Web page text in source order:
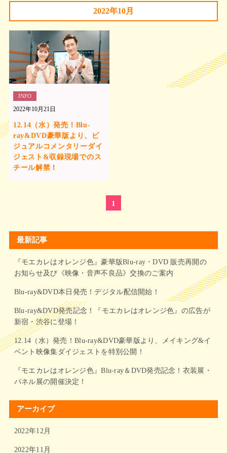
2022年10月
2022年10月21日
INFO
12.14（水）発売！Blu-
ray&DVD豪華版より、ビ
ジュアルコメンタリーダイ
ジェスト&収録現場でのス
チール解禁！
1
最新記事
『モエカレはオレンジ色』豪華版Blu-ray・DVD 販売再開の
お知らせ及び《映像・音声不良品》交換のご案内
Blu-ray&DVD本日発売！デジタル配信開始！
Blu-ray&DVD発売記念！『モエカレはオレンジ色』の広告が
新宿・渋谷に登場！
12.14（水）発売！Blu-ray&DVD豪華版より、メイキング&イ
ベント映像集ダイジェストを特別公開！
『モエカレはオレンジ色』Blu-ray＆DVD発売記念！衣装展・
パネル展の開催決定！
アーカイブ
2022年12月
2022年11月